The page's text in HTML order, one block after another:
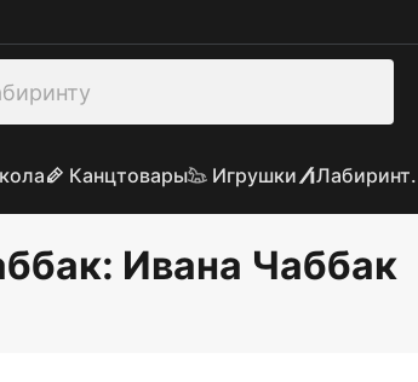
Канцтовары Игрушки
: Ивана Чаббак